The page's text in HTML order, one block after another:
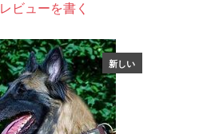
レビューを書く
新しい